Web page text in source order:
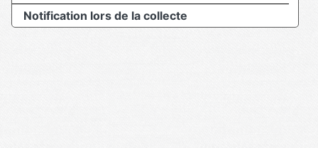
Notification lors de la collecte